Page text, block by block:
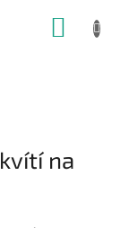
na